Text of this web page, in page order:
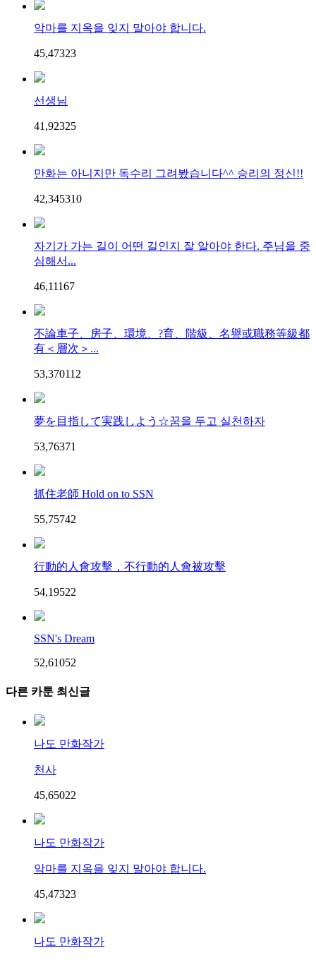
악마를 지옥을 잊지 말아야 합니다.
45,47323
선생님
41,92325
만화는 아니지만 독수리 그려봤습니다^^ 승리의 정신!!
42,345310
자기가 가는 길이 어떤 길인지 잘 알아야 한다. 주님을 중
심해서...
46,11167
不論車子、房子、環境、?育、階級、名譽或職務等級都
有＜層次＞...
53,370112
夢を目指して実践しよう☆꿈을 두고 실천하자
53,76371
抓住老師 Hold on to SSN
55,75742
行動的人會攻擊，不行動的人會被攻擊
54,19522
SSN's Dream
52,61052
다른 카툰 최신글
나도 만화작가
천사
45,65022
나도 만화작가
악마를 지옥을 잊지 말아야 합니다.
45,47323
나도 만화작가